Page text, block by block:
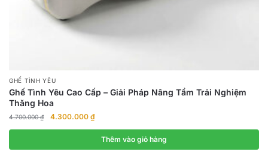
GHẾ TÌNH YÊU
Ghế Tình Yêu Cao Cấp – Giải Pháp Nâng Tầm Trải Nghiệm
Thăng Hoa
4.700.000₫
Giá
gốc
4.700.000 ₫.
4.300.000 ₫Giá
hiện
tại
là:
Thêm vào giỏ hàng